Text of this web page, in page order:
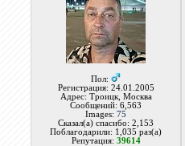
Пол:
Регистрация: 24.01.2005
Адрес: Троицк, Москва
Сообщений: 6,563
Images:75
Сказал(а) спасибо: 2,153
Поблагодарили: 1,035 раз(а)
Репутация: 39614